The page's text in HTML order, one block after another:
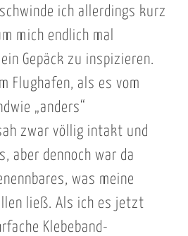
ich allerdings kurz
mich endlich mal
Gepäck zu inspizieren.
Flughafen, als es vom
„anders“
zwar völlig intakt und
aber dennoch war da
was meine
ließ. Als ich es jetzt
Klebeband-